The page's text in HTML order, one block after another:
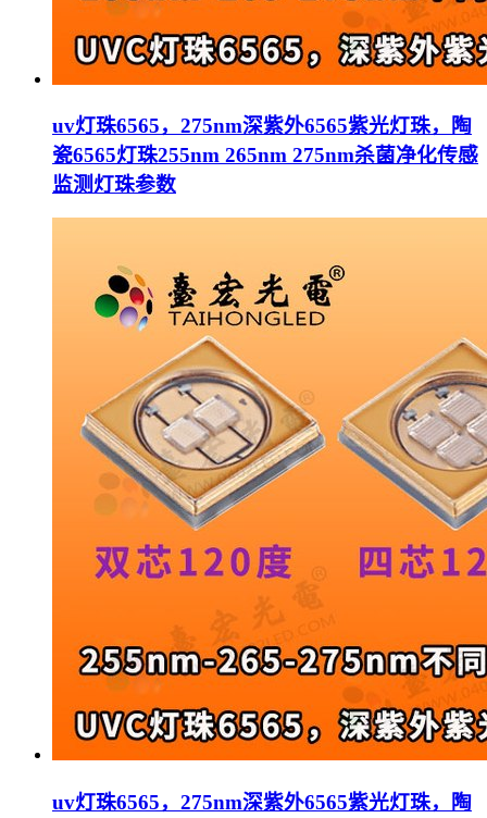
uv灯珠6565，275nm深紫外6565紫光灯珠，陶
瓷6565灯珠255nm 265nm 275nm杀菌净化传感
监测灯珠参数
uv灯珠6565，275nm深紫外6565紫光灯珠，陶